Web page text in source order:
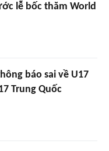
lễ bốc thăm World
báo sai về U17
Trung Quốc